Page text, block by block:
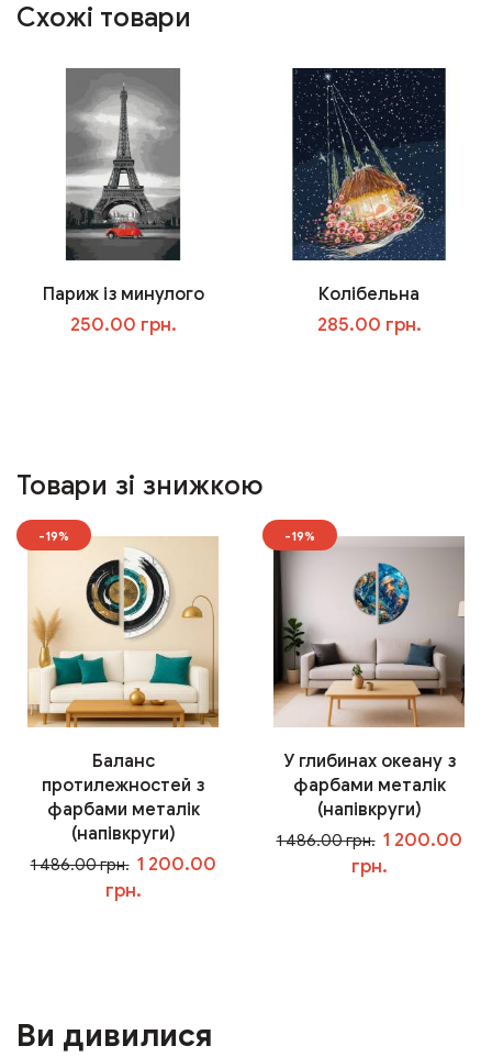
Схожі товари
Париж із минулого
250.00 грн.
Колібельна
285.00 грн.
Товари зі знижкою
-19%
Баланс
протилежностей з
фарбами металік
(напівкруги)
1 486.00 грн. 1 200.00
грн.
-19%
У глибинах океану з
фарбами металік
(напівкруги)
1 486.00 грн. 1 200.00
грн.
Ви дивилися